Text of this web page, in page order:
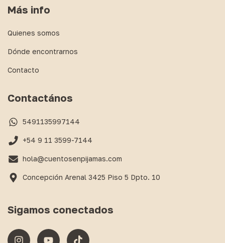
Más info
Quienes somos
Dónde encontrarnos
Contacto
Contactános
5491135997144
+54 9 11 3599-7144
hola@cuentosenpijamas.com
Concepción Arenal 3425 Piso 5 Dpto. 10
Sigamos conectados